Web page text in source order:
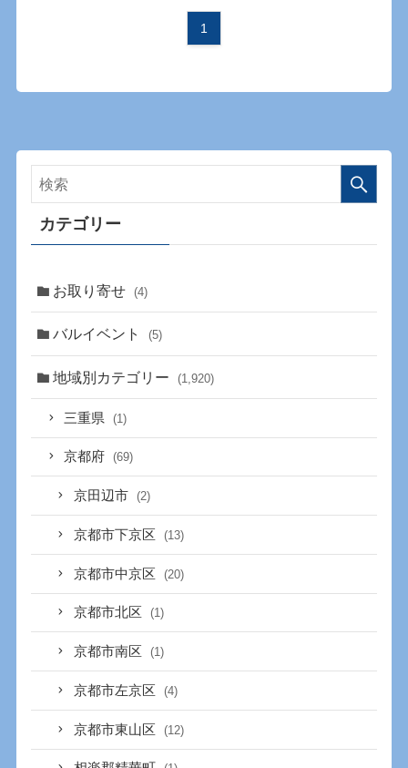
1
カテゴリー
お取り寄せ (4)
バルイベント (5)
地域別カテゴリー (1,920)
三重県 (1)
京都府 (69)
京田辺市 (2)
京都市下京区 (13)
京都市中京区 (20)
京都市北区 (1)
京都市南区 (1)
京都市左京区 (4)
京都市東山区 (12)